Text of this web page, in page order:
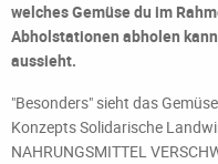
welches Gemüse du im
Abholstationen abholen
aussieht.
"Besonders" sieht das
Konzepts Solidarische
NAHRUNGSMITTEL